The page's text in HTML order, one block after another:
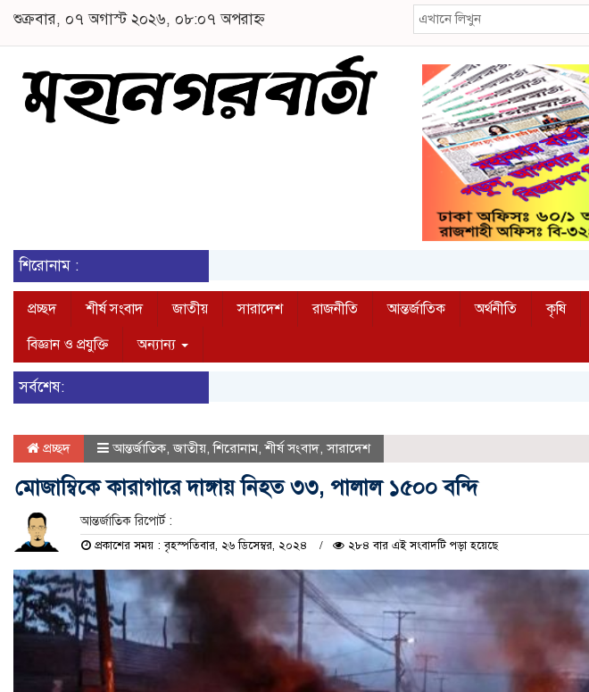
শুক্রবার, ০৭ অগাস্ট ২০২৬, ০৮:০৭ অপরাহ্ন
শিরোনাম :
প্রচ্ছদ শীর্ষ সংবাদ জাতীয় সারাদেশ রাজনীতি আন্তর্জাতিক অর্থনীতি কৃষি
বিজ্ঞান ও প্রযুক্তি
অন্যান্য
সর্বশেষ:
প্রচ্ছদ আন্তর্জাতিক,জাতীয়,শিরোনাম,শীর্ষ সংবাদ,সারাদেশ
মোজাম্বিকে কারাগারে দাঙ্গায় নিহত ৩৩, পালাল ১৫০০ বন্দি
আন্তর্জাতিক রিপোর্ট :
প্রকাশের সময় : বৃহস্পতিবার, ২৬ ডিসেম্বর, ২০২৪ ২৮৪ বার এই সংবাদটি পড়া হয়েছে